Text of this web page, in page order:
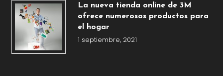
La nueva tienda online de 3M
ofrece numerosos productos para
el hogar
1 septiembre, 2021